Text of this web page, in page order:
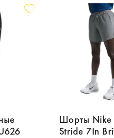
Шорты Nike
Stride 7In